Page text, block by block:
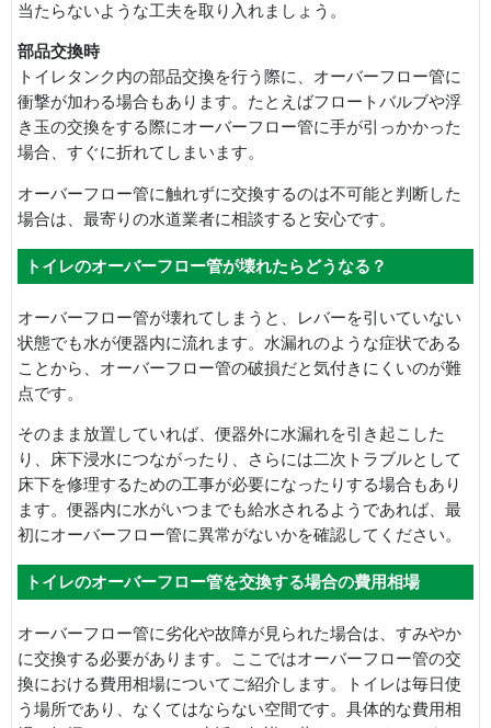
当たらないような工夫を取り入れましょう。
部品交換時
トイレタンク内の部品交換を行う際に、オーバーフロー管に
衝撃が加わる場合もあります。たとえばフロートバルブや浮
き玉の交換をする際にオーバーフロー管に手が引っかかった
場合、すぐに折れてしまいます。
オーバーフロー管に触れずに交換するのは不可能と判断した
場合は、最寄りの水道業者に相談すると安心です。
トイレのオーバーフロー管が壊れたらどうなる？
オーバーフロー管が壊れてしまうと、レバーを引いていない
状態でも水が便器内に流れます。水漏れのような症状である
ことから、オーバーフロー管の破損だと気付きにくいのが難
点です。
そのまま放置していれば、便器外に水漏れを引き起こした
り、床下浸水につながったり、さらには二次トラブルとして
床下を修理するための工事が必要になったりする場合もあり
ます。便器内に水がいつまでも給水されるようであれば、最
初にオーバーフロー管に異常がないかを確認してください。
トイレのオーバーフロー管を交換する場合の費用相場
オーバーフロー管に劣化や故障が見られた場合は、すみやか
に交換する必要があります。ここではオーバーフロー管の交
換における費用相場についてご紹介します。トイレは毎日使
う場所であり、なくてはならない空間です。具体的な費用相